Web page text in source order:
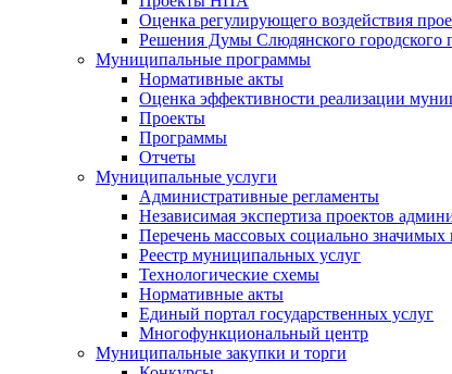
Оценка регулирующего воздействия
Решения Думы Слюдянского городского
Муниципальные программы
Нормативные акты
Оценка эффективности реализации
Проекты
Программы
Отчеты
Муниципальные услуги
Административные регламенты
Независимая экспертиза проектов
Перечень массовых социально
Реестр муниципальных услуг
Технологические схемы
Нормативные акты
Единый портал государственных услуг
Многофункциональный центр
Муниципальные закупки и торги